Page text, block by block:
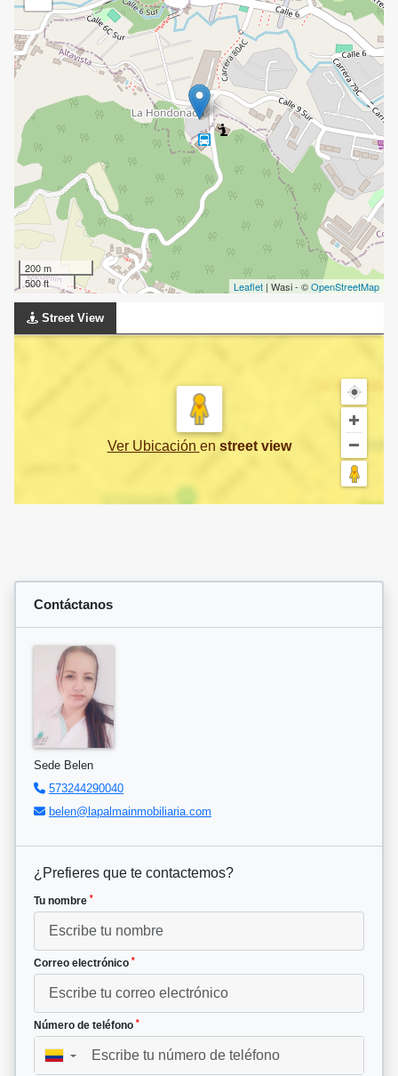
200 m
500 ft
Leaflet | Wasi - ©OpenStreetMap
Street View
Ver Ubicación en street view
Contáctanos
Sede Belen
573244290040
belen@lapalmainmobiliaria.com
¿Prefieres que te contactemos?
Tu nombre *
Correo electrónico *
Número de teléfono *
▼